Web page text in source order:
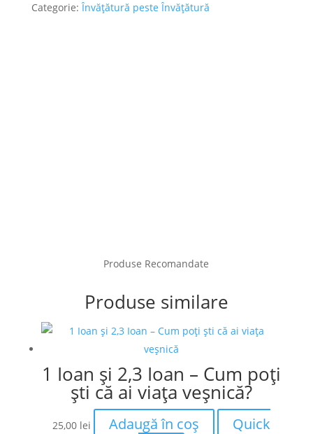
Categorie:Învățătură peste Învățătură
Produse Recomandate
Produse similare
1 Ioan și 2,3 Ioan – Cum poți
ști că ai viața veșnică?
25,00 lei Adaugă în coș
Quick